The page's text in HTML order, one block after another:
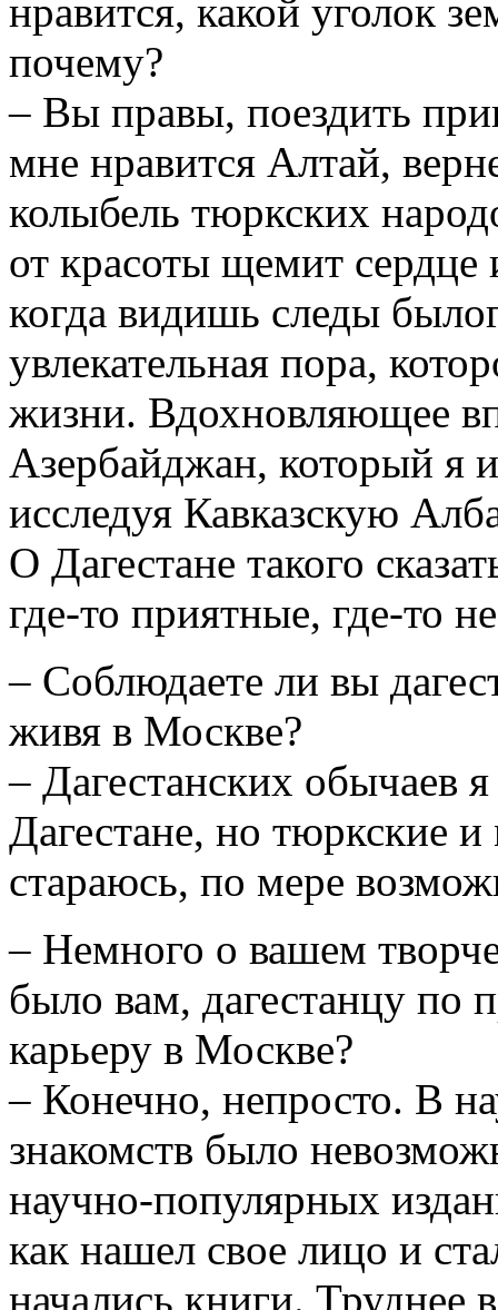
нравится, какой уголок
почему?
– Вы правы, поездить
мне нравится Алтай,
колыбель тюркских
от красоты щемит
когда видишь следы
увлекательная пора,
жизни. Вдохновляющее
Азербайджан, который я
исследуя Кавказскую
О Дагестане такого
где-то приятные, где-то
– Соблюдаете ли вы
живя в Москве?
– Дагестанских обычаев
Дагестане, но тюркские
стараюсь, по мере
– Немного о вашем
было вам, дагестанцу по
карьеру в Москве?
– Конечно, непросто. В
знакомств было
научно-популярных
как нашел свое лицо и
начались книги. Труднее